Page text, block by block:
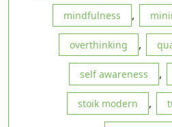
mindfulness ,
overthinking ,
self awareness ,
stoik modern ,